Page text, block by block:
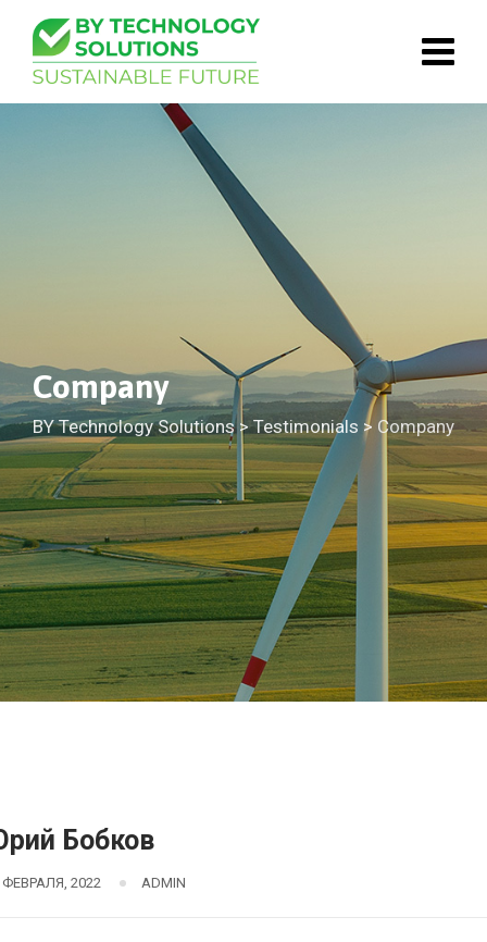
content
Company
BY Technology Solutions>Testimonials > Company
Бобков
ФЕВРАЛЯ, 2022 ADMIN